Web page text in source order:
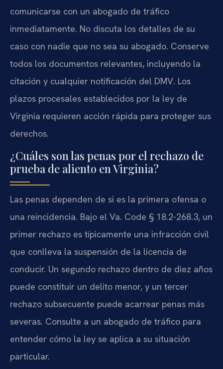
comunicarse con un abogado de tráfico
inmediatamente. No discuta los detalles de su
caso con nadie que no sea su abogado. Conserve
todos los documentos relevantes, incluyendo la
citación y cualquier notificación del DMV. Los
plazos procesales establecidos por la ley de
Virginia requieren acción rápida para proteger sus
derechos.
¿Cuáles son las penas por el rechazo de
prueba de aliento en Virginia?
Las penas dependen de si es la primera ofensa o
una reincidencia. Bajo el Va. Code § 18.2-268.3, un
primer rechazo es típicamente una infracción civil
que conlleva la suspensión de la licencia de
conducir. Un segundo rechazo dentro de diez años
puede constituir un delito menor, y un tercer
rechazo subsecuente puede acarrear penas más
severas. Consulte a un abogado de tráfico para
entender cómo la ley se aplica a su situación
particular.